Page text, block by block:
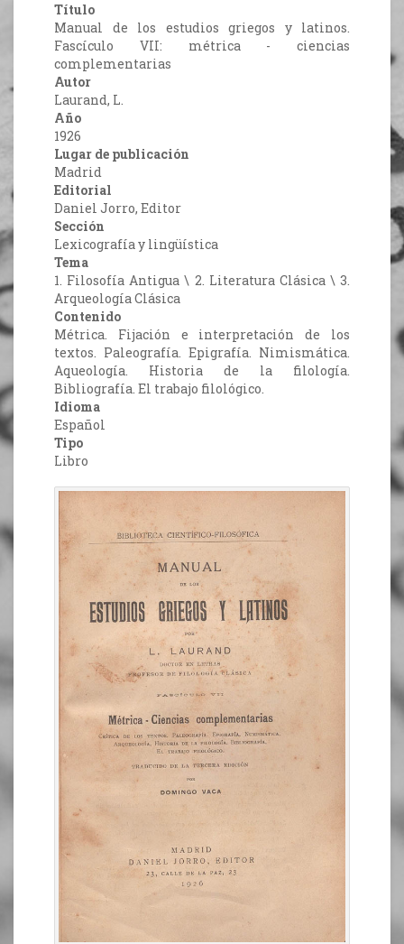
Título
Manual de los estudios griegos y latinos.
Fascículo VII: métrica - ciencias
complementarias
Autor
Laurand, L.
Año
1926
Lugar de publicación
Madrid
Editorial
Daniel Jorro, Editor
Sección
Lexicografía y lingüística
Tema
1. Filosofía Antigua \ 2. Literatura Clásica \ 3.
Arqueología Clásica
Contenido
Métrica. Fijación e interpretación de los
textos. Paleografía. Epigrafía. Nimismática.
Aqueología. Historia de la filología.
Bibliografía. El trabajo filológico.
Idioma
Español
Tipo
Libro